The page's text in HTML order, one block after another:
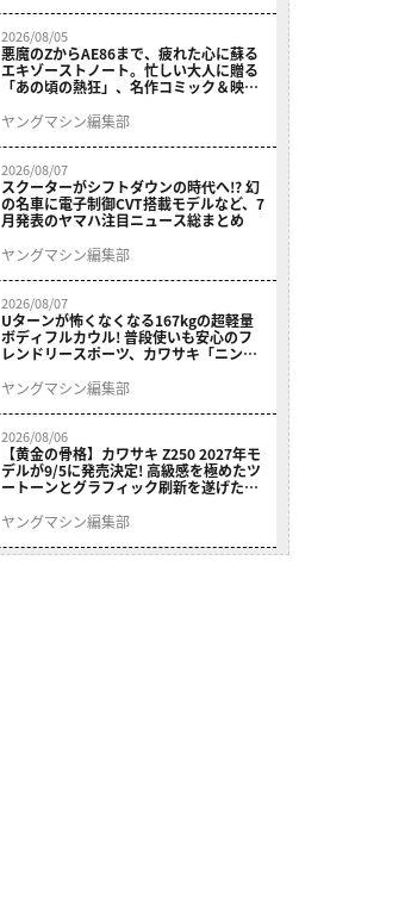
2026/08/05
悪魔のZからAE86まで、疲れた心に蘇る
エキゾーストノート。忙しい大人に贈る
「あの頃の熱狂」、名作コミック＆映画
結！
ヤングマシン編集部
2026/08/07
スクーターがシフトダウンの時代へ!? 幻
の名車に電子制御CVT搭載モデルなど、7
月発表のヤマハ注目ニュース総まとめ
ヤングマシン編集部
2026/08/07
Uターンが怖くなくなる167kgの超軽量
ボディフルカウル! 普段使いも安心のフ
レンドリースポーツ、カワサキ「ニンジ
9/5発売
ヤングマシン編集部
2026/08/06
【黄金の骨格】カワサキ Z250 2027年モ
デルが9/5に発売決定! 高級感を極めたツ
ートーンとグラフィック刷新を遂げた本
ヤングマシン編集部